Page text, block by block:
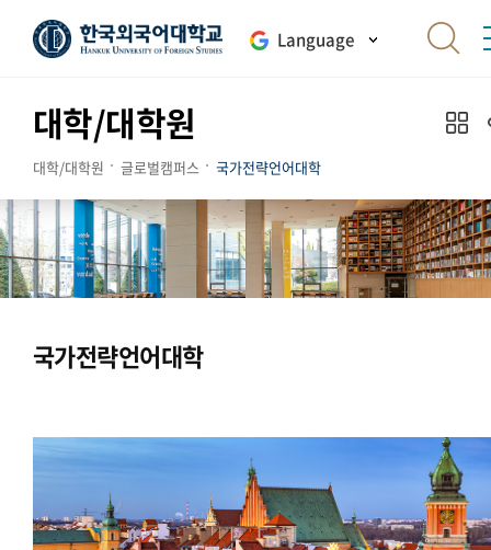
Language
대학/대학원
대학/대학원 글로벌캠퍼스 국가전략언어대학
국가전략언어대학